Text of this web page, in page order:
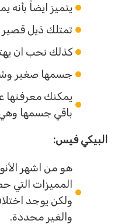
يتميز ايضاً بأنه
تمتلك ذيل قصير و
كذلك تحب ان يهتم
جسمها صغير
يمكنك معرفتها
باقي جسمها وهي
البيكي فيس:
هو من اشهر
المميزات التي
ولكن يوجد
والغير محددة.